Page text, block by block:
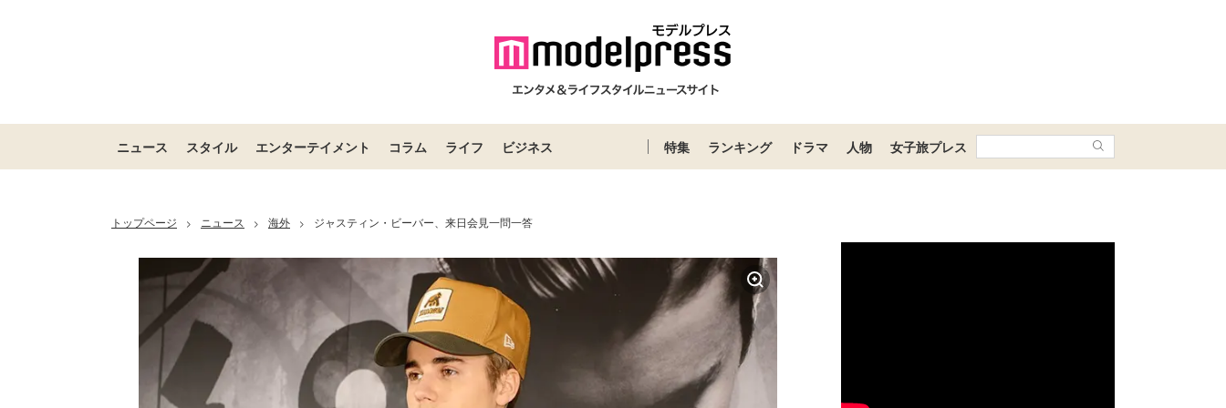
ニュース スタイル エンターテイメント コラム ライフ ビジネス 特集 ランキング ドラマ 人物 女子旅プレス
トップページ > ニュース > 海外 > ジャスティン・ビーバー、来日会見一問一答